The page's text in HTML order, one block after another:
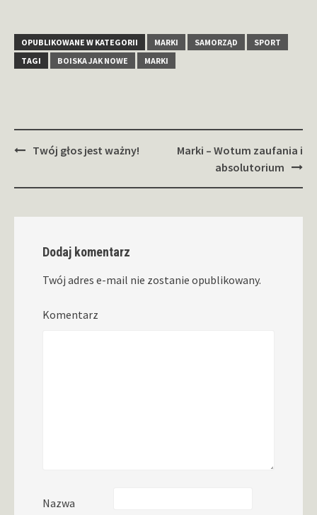
OPUBLIKOWANE W KATEGORII MARKI SAMORZĄD
SPORT
TAGI
BOISKA JAK NOWE MARKI
Zobacz
Twój głos jest ważny!
Marki – Wotum zaufania i
absolutorium
Dodaj komentarz
Twój adres e-mail nie zostanie opublikowany.
Komentarz
Nazwa